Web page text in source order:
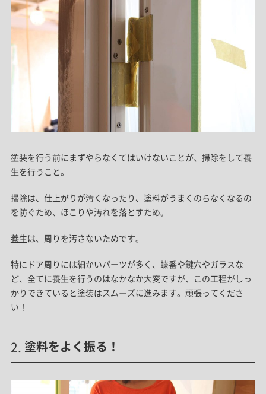
塗装を行う前にまずやらなくてはいけないことが、掃除をして養
生を行うこと。
掃除は、仕上がりが汚くなったり、塗料がうまくのらなくなるの
を防ぐため、ほこりや汚れを落とすため。
養生は、周りを汚さないためです。
特にドア周りには細かいパーツが多く、蝶番や鍵穴やガラスな
ど、全てに養生を行うのはなかなか大変ですが、この工程がしっ
かりできていると塗装はスムーズに進みます。頑張ってくださ
い！
塗料をよく振る！